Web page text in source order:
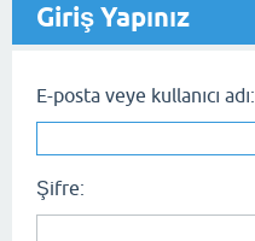
Giriş Yapınız
E-posta veye kullanıcı adı:
Şifre: